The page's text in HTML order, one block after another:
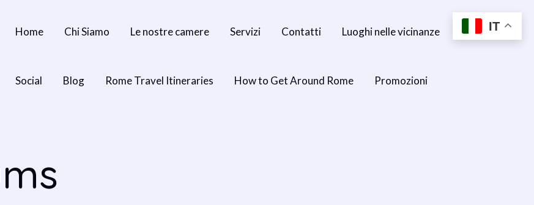
Home Chi Siamo Le nostre camere Servizi Contatti Luoghi nelle vicinanze
Social Blog Rome Travel Itineraries How to Get Around Rome Promozioni
IT